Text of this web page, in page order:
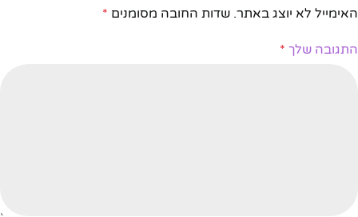
האימייל לא יוצג באתר. שדות החובה מסומנים *
התגובה שלך *